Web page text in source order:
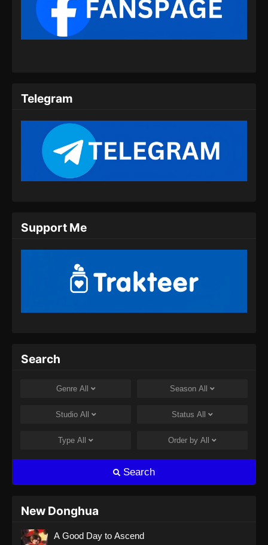
Telegram
Support Me
Search
Genre All Season All
Studio All Status All
Type All Order by All
Search
New Donghua
A Good Day to Ascend